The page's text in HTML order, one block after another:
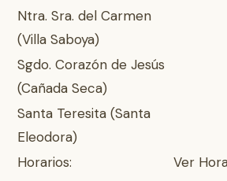
Ntra. Sra. del Carmen
(Villa Saboya)
Sgdo. Corazón de Jesús
(Cañada Seca)
Santa Teresita (Santa
Eleodora)
Horarios:
Ver